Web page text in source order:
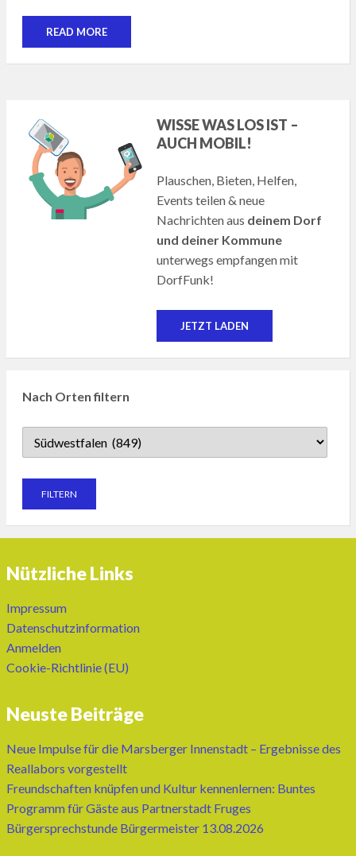
READ MORE
WISSE WAS LOS IST –
AUCH MOBIL!
Plauschen, Bieten, Helfen,
Events teilen & neue
Nachrichten aus deinem Dorf
und deiner Kommune
unterwegs empfangen mit
DorfFunk!
JETZT LADEN
Nach Orten filtern
Nützliche Links
Impressum
Datenschutzinformation
Anmelden
Cookie-Richtlinie (EU)
Neuste Beiträge
Neue Impulse für die Marsberger Innenstadt – Ergebnisse des
Reallabors vorgestellt
Freundschaften knüpfen und Kultur kennenlernen: Buntes
Programm für Gäste aus Partnerstadt Fruges
Bürgersprechstunde Bürgermeister 13.08.2026